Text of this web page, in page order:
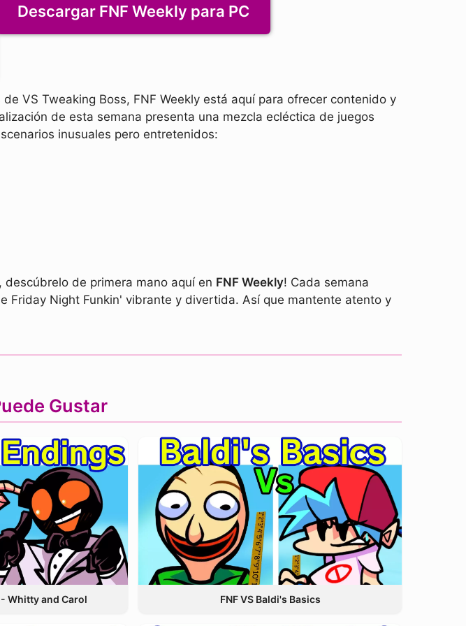
Descargar FNF Weekly para PC
VS Tweaking Boss, FNF Weekly está aquí para ofrecer contenido y
de esta semana presenta una mezcla ecléctica de juegos
inusuales pero entretenidos:
de primera mano aquí en FNF Weekly! Cada semana
Friday Night Funkin' vibrante y divertida. Así que mantente atento y
Gustar
- Whitty and Carol FNF VS Baldi's Basics